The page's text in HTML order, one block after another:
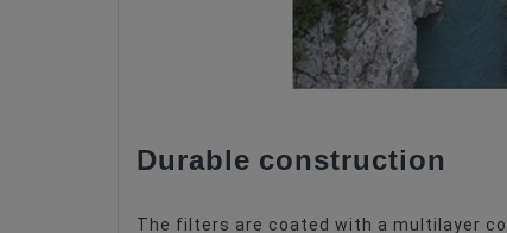
Durable construction
The filters are coated with a multilayer